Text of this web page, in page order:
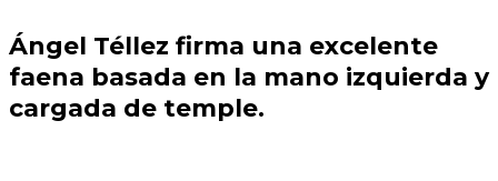
Ángel Téllez firma una excelente
faena basada en la mano izquierda y
cargada de temple.